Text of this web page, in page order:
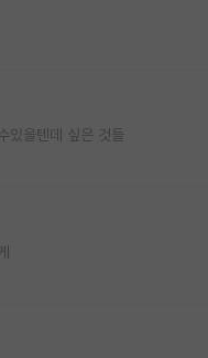
있을텐데 싶은 것들